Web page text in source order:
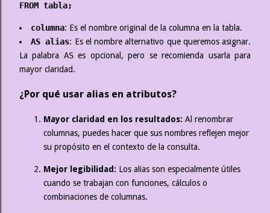
FROM tabla;
columna: Es el nombre original de la columna en la tabla.
AS alias: Es el nombre alternativo que queremos asignar.
La palabra ASes opcional, pero se recomienda usarla para
mayor claridad.
¿Por qué usar alias en atributos?
Mayor claridad en los resultados: Al renombrar
columnas, puedes hacer que sus nombres reflejen mejor
su propósito en el contexto de la consulta.
Mejor legibilidad: Los alias son especialmente útiles
cuando se trabajan con funciones, cálculos o
combinaciones de columnas.